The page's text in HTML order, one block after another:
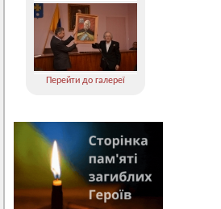
Перейти до галереї